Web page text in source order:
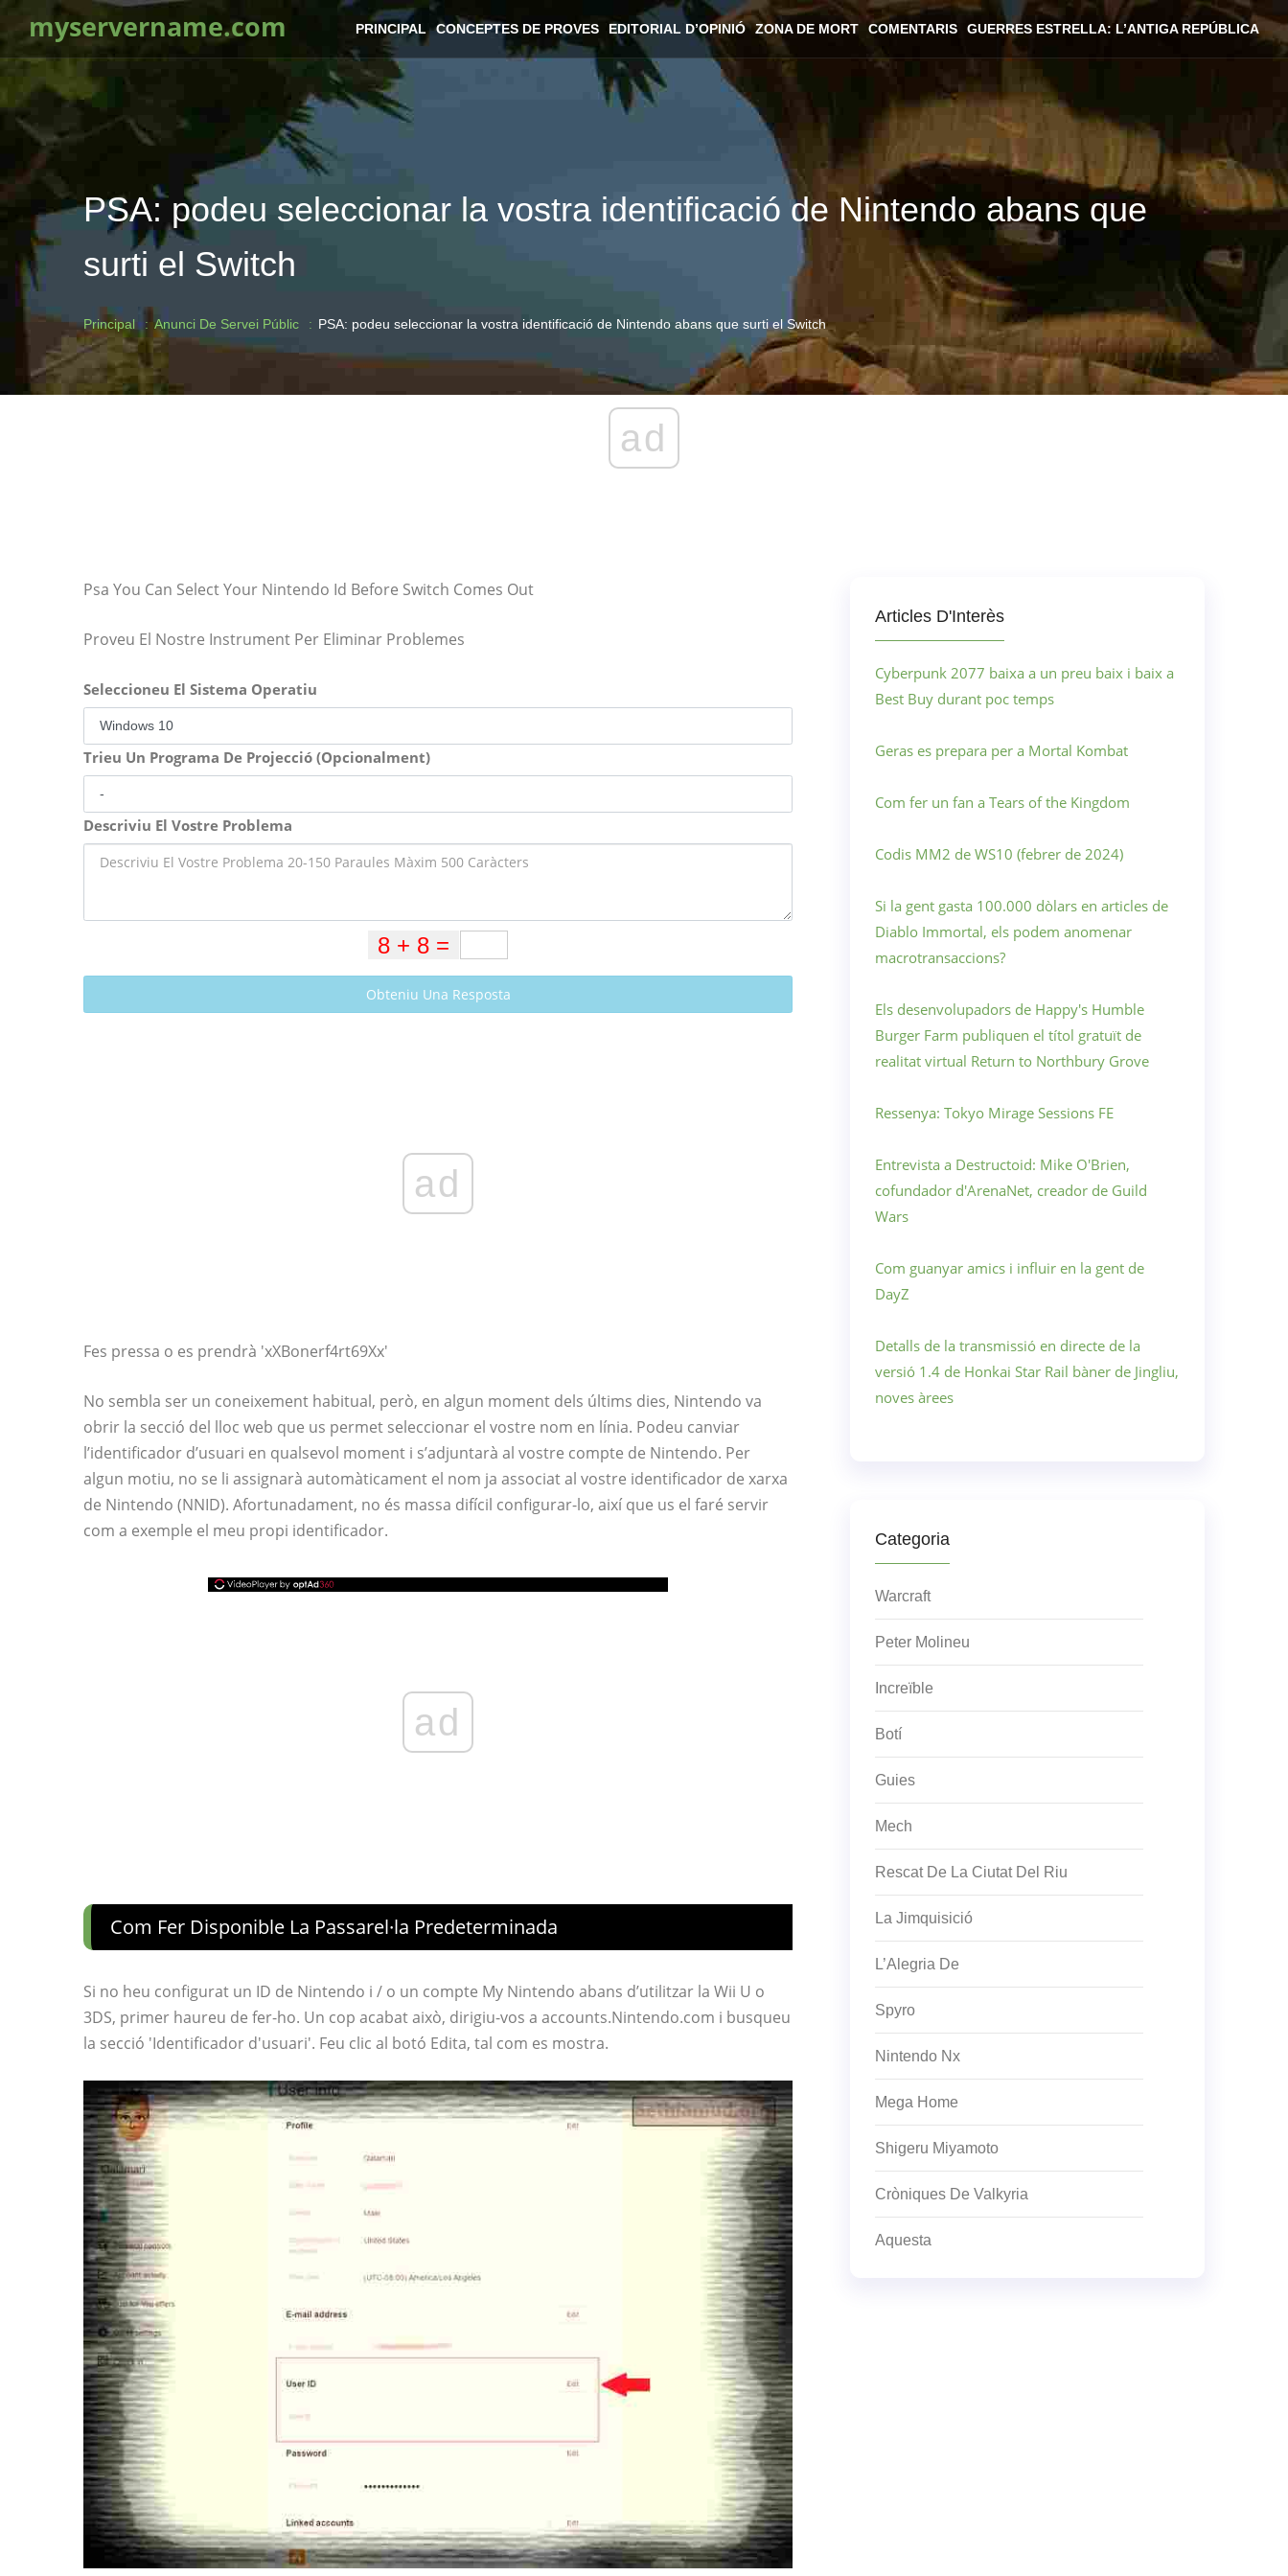
myservername.com PRINCIPAL CONCEPTES DE PROVES EDITORIAL D’OPINIÓ ZONA DE MORT COMENTARIS GUERRES ESTRELLA: L’ANTIGA REPÚBLICA
PSA: podeu seleccionar la vostra identificació de Nintendo abans que
surti el Switch
Principal Anunci De Servei Públic PSA: podeu seleccionar la vostra identificació de Nintendo abans que surti el Switch
ad
Psa You Can Select Your Nintendo Id Before Switch Comes Out
Proveu El Nostre Instrument Per Eliminar Problemes
Seleccioneu El Sistema Operatiu
Trieu Un Programa De Projecció (Opcionalment)
Descriviu El Vostre Problema
Obteniu Una Resposta
ad
Fes pressa o es prendrà 'xXBonerf4rt69Xx'
No sembla ser un coneixement habitual, però, en algun moment dels últims dies, Nintendo va
obrir la secció del lloc web que us permet seleccionar el vostre nom en línia. Podeu canviar
l’identificador d’usuari en qualsevol moment i s’adjuntarà al vostre compte de Nintendo. Per
algun motiu, no se li assignarà automàticament el nom ja associat al vostre identificador de xarxa
de Nintendo (NNID). Afortunadament, no és massa difícil configurar-lo, així que us el faré servir
com a exemple el meu propi identificador.
ad
Com Fer Disponible La Passarel·la Predeterminada
Si no heu configurat un ID de Nintendo i / o un compte My Nintendo abans d’utilitzar la Wii U o
3DS, primer haureu de fer-ho. Un cop acabat això, dirigiu-vos a accounts.Nintendo.com i busqueu
la secció 'Identificador d'usuari'. Feu clic al botó Edita, tal com es mostra.
Articles D'Interès
Cyberpunk 2077 baixa a un preu baix i baix a
Best Buy durant poc temps
Geras es prepara per a Mortal Kombat
Com fer un fan a Tears of the Kingdom
Codis MM2 de WS10 (febrer de 2024)
Si la gent gasta 100.000 dòlars en articles de
Diablo Immortal, els podem anomenar
macrotransaccions?
Els desenvolupadors de Happy's Humble
Burger Farm publiquen el títol gratuït de
realitat virtual Return to Northbury Grove
Ressenya: Tokyo Mirage Sessions FE
Entrevista a Destructoid: Mike O'Brien,
cofundador d'ArenaNet, creador de Guild
Wars
Com guanyar amics i influir en la gent de
DayZ
Detalls de la transmissió en directe de la
versió 1.4 de Honkai Star Rail bàner de Jingliu,
noves àrees
Categoria
Warcraft
Peter Molineu
Increïble
Botí
Guies
Mech
Rescat De La Ciutat Del Riu
La Jimquisició
L’Alegria De
Spyro
Nintendo Nx
Mega Home
Shigeru Miyamoto
Cròniques De Valkyria
Aquesta